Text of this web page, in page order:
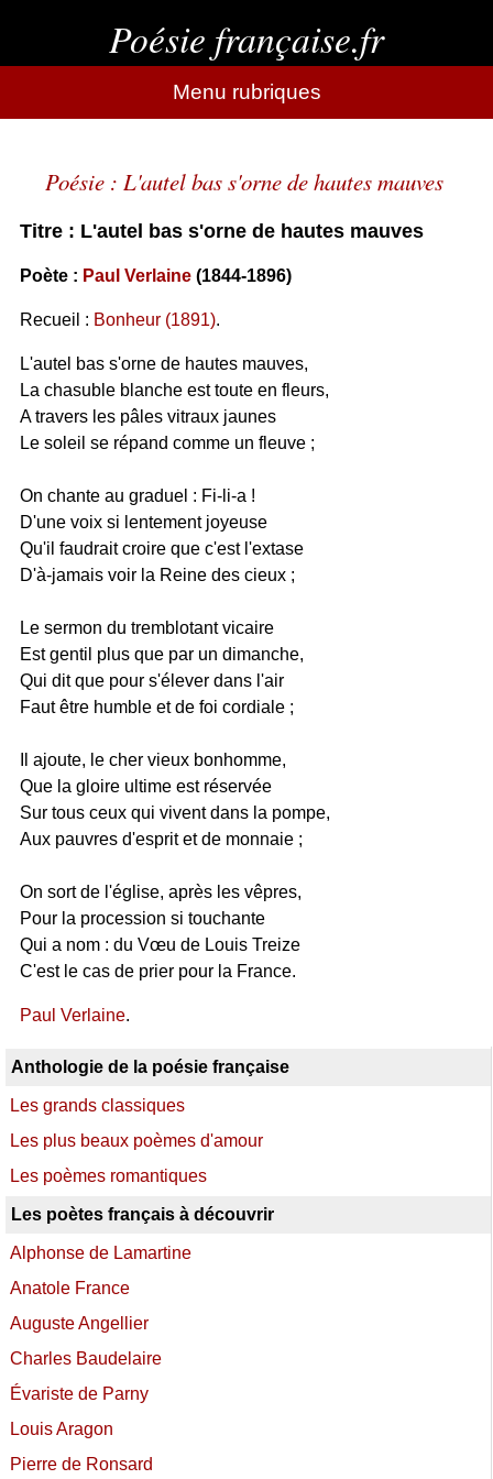
Poésie française.fr
Menu rubriques
Poésie : L'autel bas s'orne de hautes mauves
Titre : L'autel bas s'orne de hautes mauves
Poète : Paul Verlaine(1844-1896)
Recueil : Bonheur (1891).
L'autel bas s'orne de hautes mauves,
La chasuble blanche est toute en fleurs,
A travers les pâles vitraux jaunes
Le soleil se répand comme un fleuve ;
On chante au graduel : Fi-li-a !
D'une voix si lentement joyeuse
Qu'il faudrait croire que c'est l'extase
D'à-jamais voir la Reine des cieux ;
Le sermon du tremblotant vicaire
Est gentil plus que par un dimanche,
Qui dit que pour s'élever dans l'air
Faut être humble et de foi cordiale ;
Il ajoute, le cher vieux bonhomme,
Que la gloire ultime est réservée
Sur tous ceux qui vivent dans la pompe,
Aux pauvres d'esprit et de monnaie ;
On sort de l'église, après les vêpres,
Pour la procession si touchante
Qui a nom : du Vœu de Louis Treize
C'est le cas de prier pour la France.
Paul Verlaine.
Anthologie de la poésie française
Les grands classiques
Les plus beaux poèmes d'amour
Les poèmes romantiques
Les poètes français à découvrir
Alphonse de Lamartine
Anatole France
Auguste Angellier
Charles Baudelaire
Évariste de Parny
Louis Aragon
Pierre de Ronsard